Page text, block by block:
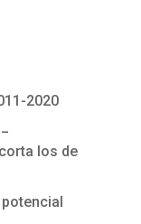
2020
los de